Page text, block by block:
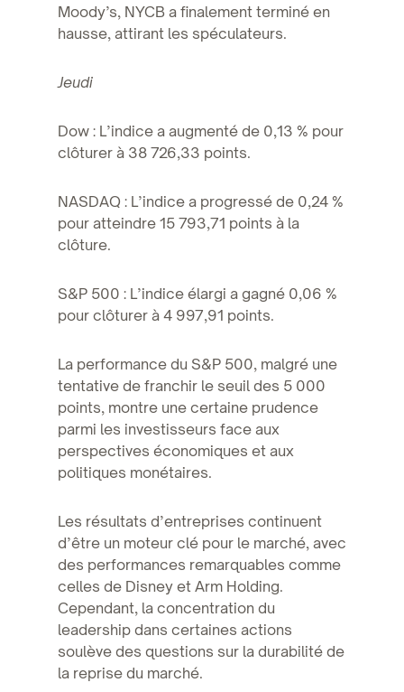
Moody’s, NYCB a finalement terminé en
hausse, attirant les spéculateurs.
Jeudi
Dow : L’indice a augmenté de 0,13 % pour
clôturer à 38 726,33 points.
NASDAQ : L’indice a progressé de 0,24 %
pour atteindre 15 793,71 points à la
clôture.
S&P 500 : L’indice élargi a gagné 0,06 %
pour clôturer à 4 997,91 points.
La performance du S&P 500, malgré une
tentative de franchir le seuil des 5 000
points, montre une certaine prudence
parmi les investisseurs face aux
perspectives économiques et aux
politiques monétaires.
Les résultats d’entreprises continuent
d’être un moteur clé pour le marché, avec
des performances remarquables comme
celles de Disney et Arm Holding.
Cependant, la concentration du
leadership dans certaines actions
soulève des questions sur la durabilité de
la reprise du marché.